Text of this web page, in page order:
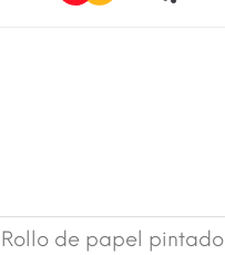
Rollo de papel pintado